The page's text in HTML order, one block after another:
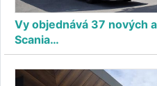
Vy objednává 37 nových
Scania…